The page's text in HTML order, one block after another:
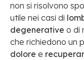
non si risolvono
utile nei casi di
degenerative o di
che richiedono un
dolore e